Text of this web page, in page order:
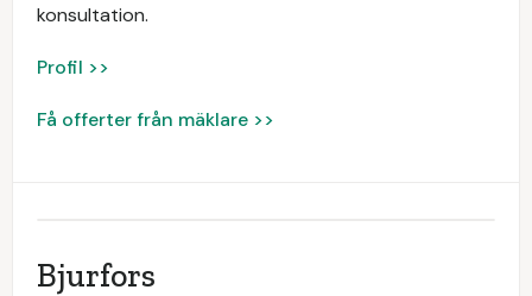
konsultation.
Profil >>
Få offerter från mäklare >>
Bjurfors